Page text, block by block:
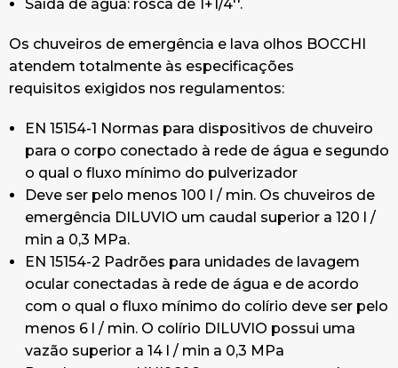
a presença de um cartel individual cativo para o
Din 12899 PARTE 2
ANSI Z358.1-2004 (American Natonal Satin
Institute).
Saída de água: rosca de 1+1/4''.
Os chuveiros de emergência e lava olhos BOCCHI
atendem totalmente às especificações
requisitos exigidos nos regulamentos:
EN 15154-1 Normas para dispositivos de chuveiro
para o corpo conectado à rede de água e segundo
o qual o fluxo mínimo do pulverizador
Deve ser pelo menos 100 l / min. Os chuveiros de
emergência DILUVIO um caudal superior a 120 l /
min a 0,3 MPa.
EN 15154-2 Padrões para unidades de lavagem
ocular conectadas à rede de água e de acordo
com o qual o fluxo mínimo do colírio deve ser pelo
menos 6 l / min. O colírio DILUVIO possui uma
vazão superior a 14 l / min a 0,3 MPa